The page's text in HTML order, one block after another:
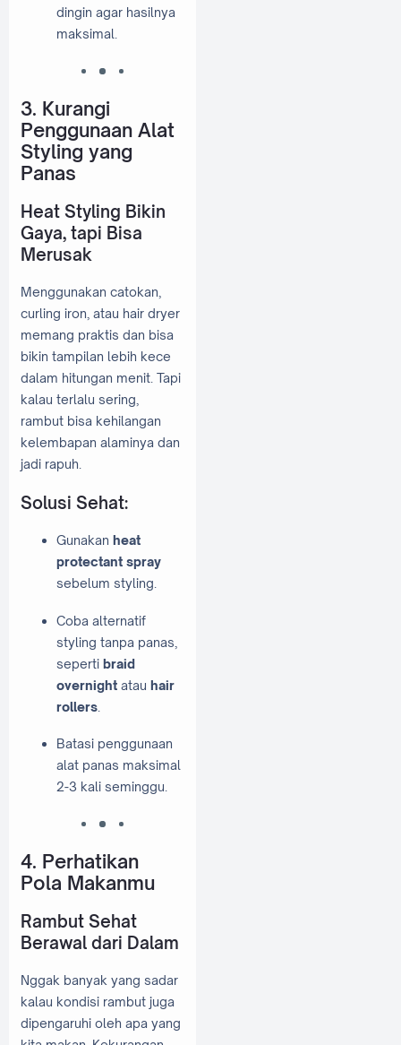
dingin agar hasilnya
maksimal.
3. Kurangi
Penggunaan Alat
Styling yang
Panas
Heat Styling Bikin
Gaya, tapi Bisa
Merusak
Menggunakan catokan,
curling iron, atau hair dryer
memang praktis dan bisa
bikin tampilan lebih kece
dalam hitungan menit. Tapi
kalau terlalu sering,
rambut bisa kehilangan
kelembapan alaminya dan
jadi rapuh.
Solusi Sehat:
Gunakan heat
protectant spray
sebelum styling.
Coba alternatif
styling tanpa panas,
seperti braid
overnight atau hair
rollers
Batasi penggunaan
alat panas maksimal
2-3 kali seminggu.
4. Perhatikan
Pola Makanmu
Rambut Sehat
Berawal dari Dalam
Nggak banyak yang sadar
kalau kondisi rambut juga
dipengaruhi oleh apa yang